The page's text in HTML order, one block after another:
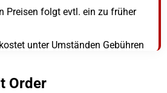
Preisen folgt evtl. ein zu früher
unter Umständen Gebühren
Order